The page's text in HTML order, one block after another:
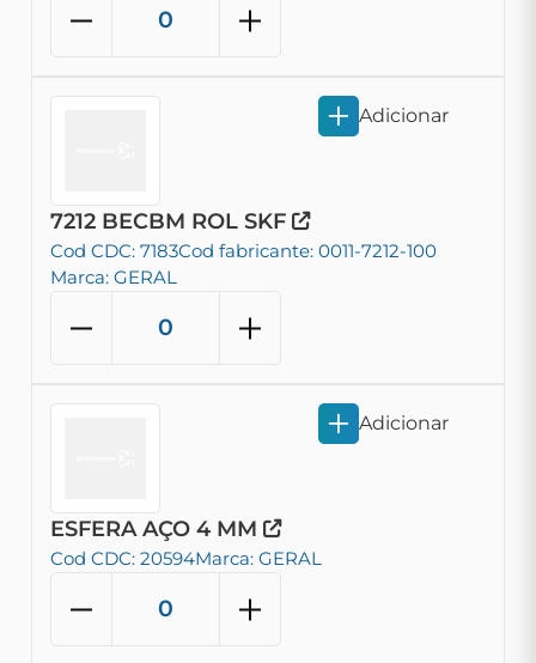
7212 BECBM ROL SKF
Cod CDC: 7183Cod fabricante: 0011-7212-100
Marca: GERAL
Adicionar
ESFERA AÇO 4 MM
Cod CDC: 20594Marca: GERAL
Adicionar